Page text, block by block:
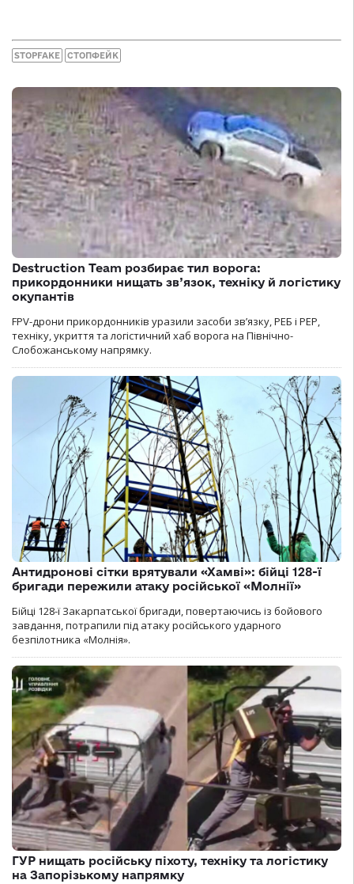
STOPFAKE СТОПФЕЙК
Destruction Team розбирає тил ворога:
прикордонники нищать зв’язок, техніку й логістику
окупантів
FPV-дрони прикордонників уразили засоби зв’язку, РЕБ і РЕР,
техніку, укриття та логістичний хаб ворога на Північно-
Слобожанському напрямку.
Антидронові сітки врятували «Хамві»: бійці 128-ї
бригади пережили атаку російської «Молнії»
Бійці 128-ї Закарпатської бригади, повертаючись із бойового
завдання, потрапили під атаку російського ударного
безпілотника «Молнія».
ГУР нищать російську піхоту, техніку та логістику
на Запорізькому напрямку